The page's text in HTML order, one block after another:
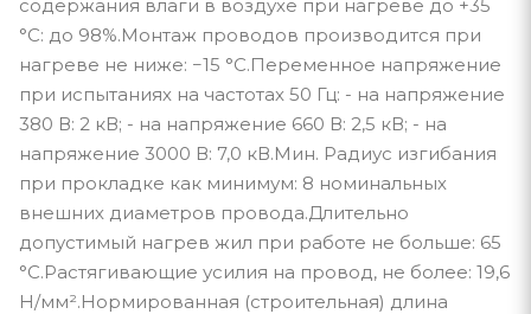
содержания влаги в воздухе при нагреве до +35
°С: до 98%.Монтаж проводов производится при
нагреве не ниже: −15 °С.Переменное напряжение
при испытаниях на частотах 50 Гц: - на напряжение
380 В: 2 кВ; - на напряжение 660 В: 2,5 кВ; - на
напряжение 3000 В: 7,0 кВ.Мин. Радиус изгибания
при прокладке как минимум: 8 номинальных
внешних диаметров провода.Длительно
допустимый нагрев жил при работе не больше: 65
°С.Растягивающие усилия на провод, не более: 19,6
Н/мм².Нормированная (строительная) длина